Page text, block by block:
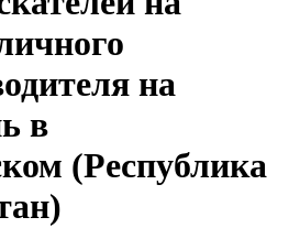
на
в
(Республика